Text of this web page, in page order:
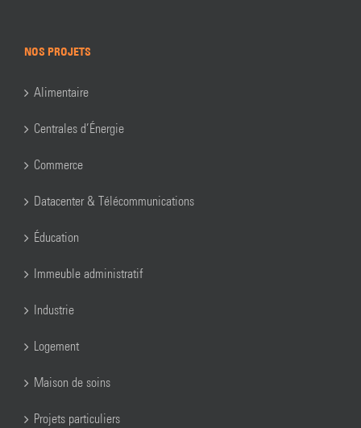
NOS PROJETS
Alimentaire
Centrales d’Énergie
Commerce
Datacenter & Télécommunications
Éducation
Immeuble administratif
Industrie
Logement
Maison de soins
Projets particuliers